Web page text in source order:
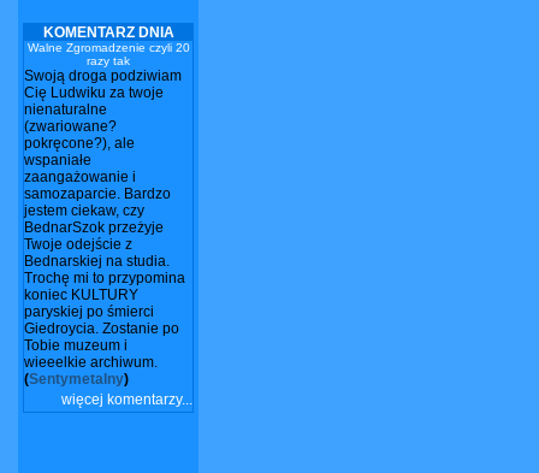
KOMENTARZ DNIA
Walne Zgromadzenie czyli 20
razy tak
Swoją droga podziwiam
Cię Ludwiku za twoje
nienaturalne
(zwariowane?
pokręcone?), ale
wspaniałe
zaangażowanie i
samozaparcie. Bardzo
jestem ciekaw, czy
BednarSzok przeżyje
Twoje odejście z
Bednarskiej na studia.
Trochę mi to przypomina
koniec KULTURY
paryskiej po śmierci
Giedroycia. Zostanie po
Tobie muzeum i
wieeelkie archiwum.
(Sentymetalny)
więcej komentarzy...